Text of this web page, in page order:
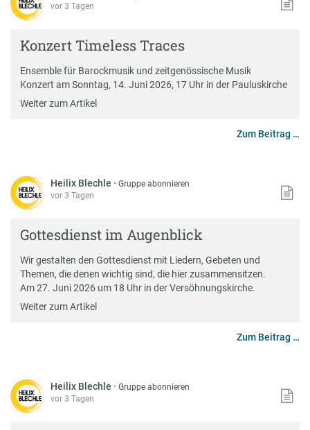
vor 3 Tagen
Konzert Timeless Traces
Ensemble für Barockmusik und zeitgenössische Musik
Konzert am Sonntag, 14. Juni 2026, 17 Uhr in der Pauluskirche
Weiter zum Artikel
Zum Beitrag …
Heilix Blechle ·Gruppe abonnieren
vor 3 Tagen
Gottesdienst im Augenblick
Wir gestalten den Gottesdienst mit Liedern, Gebeten und
Themen, die denen wichtig sind, die hier zusammensitzen.
Am 27. Juni 2026 um 18 Uhr in der Versöhnungskirche.
Weiter zum Artikel
Zum Beitrag …
Heilix Blechle ·Gruppe abonnieren
vor 3 Tagen